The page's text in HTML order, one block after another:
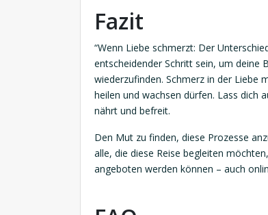
Fazit
“Wenn Liebe schmerzt: Der
entscheidender Schritt sein, um deine
wiederzufinden. Schmerz in der Liebe
heilen und wachsen dürfen. Lass dich
nährt und befreit.
Den Mut zu finden, diese Prozesse
alle, die diese Reise begleiten
angeboten werden können – auch